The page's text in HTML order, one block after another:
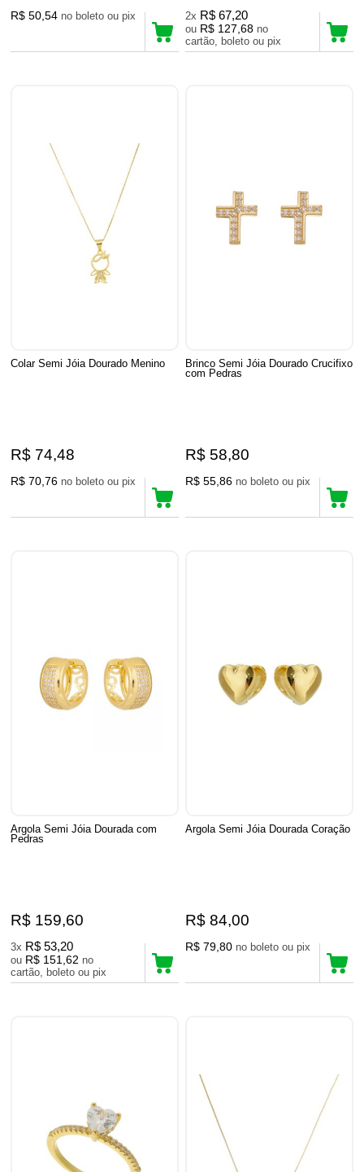
R$ 50,54 no boleto ou pix 2x R$ 67,20
ou R$ 127,68 no
cartão, boleto ou pix
Colar Semi Jóia Dourado Menino
R$ 74,48
R$ 70,76 no boleto ou pix
Brinco Semi Jóia Dourado Crucifixo
com Pedras
R$ 58,80
R$ 55,86 no boleto ou pix
Argola Semi Jóia Dourada com
Pedras
R$ 159,60
3x R$ 53,20
ou R$ 151,62 no
cartão, boleto ou pix
Argola Semi Jóia Dourada Coração
R$ 84,00
R$ 79,80 no boleto ou pix